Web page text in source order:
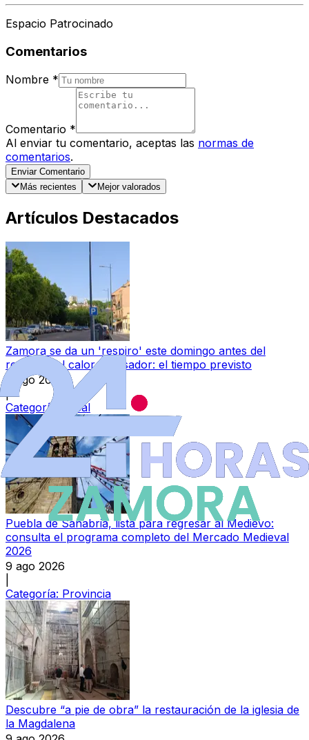
Espacio Patrocinado
Comentarios
Nombre *
Comentario *
Al enviar tu comentario, aceptas las normas de
comentarios.
Enviar Comentario
Más recientes
Mejor valorados
Artículos Destacados
Zamora se da un 'respiro' este domingo antes del
regreso del calor abrasador: el tiempo previsto
9 ago 2026
|
Categoría:
Local
Puebla de Sanabria, lista para regresar al Medievo:
consulta el programa completo del Mercado Medieval
2026
9 ago 2026
Categoría: Provincia
Descubre “a pie de obra” la restauración de la iglesia de
la Magdalena